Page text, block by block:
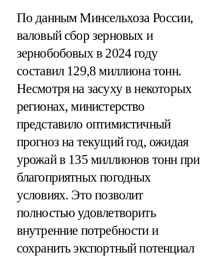
По данным Минсельхоза России,
валовый сбор зерновых и
зернобобовых в 2024 году
составил 129,8 миллиона тонн.
Несмотря на засуху в некоторых
регионах, министерство
представило оптимистичный
прогноз на текущий год, ожидая
урожай в 135 миллионов тонн при
благоприятных погодных
условиях. Это позволит
полностью удовлетворить
внутренние потребности и
сохранить экспортный потенциал